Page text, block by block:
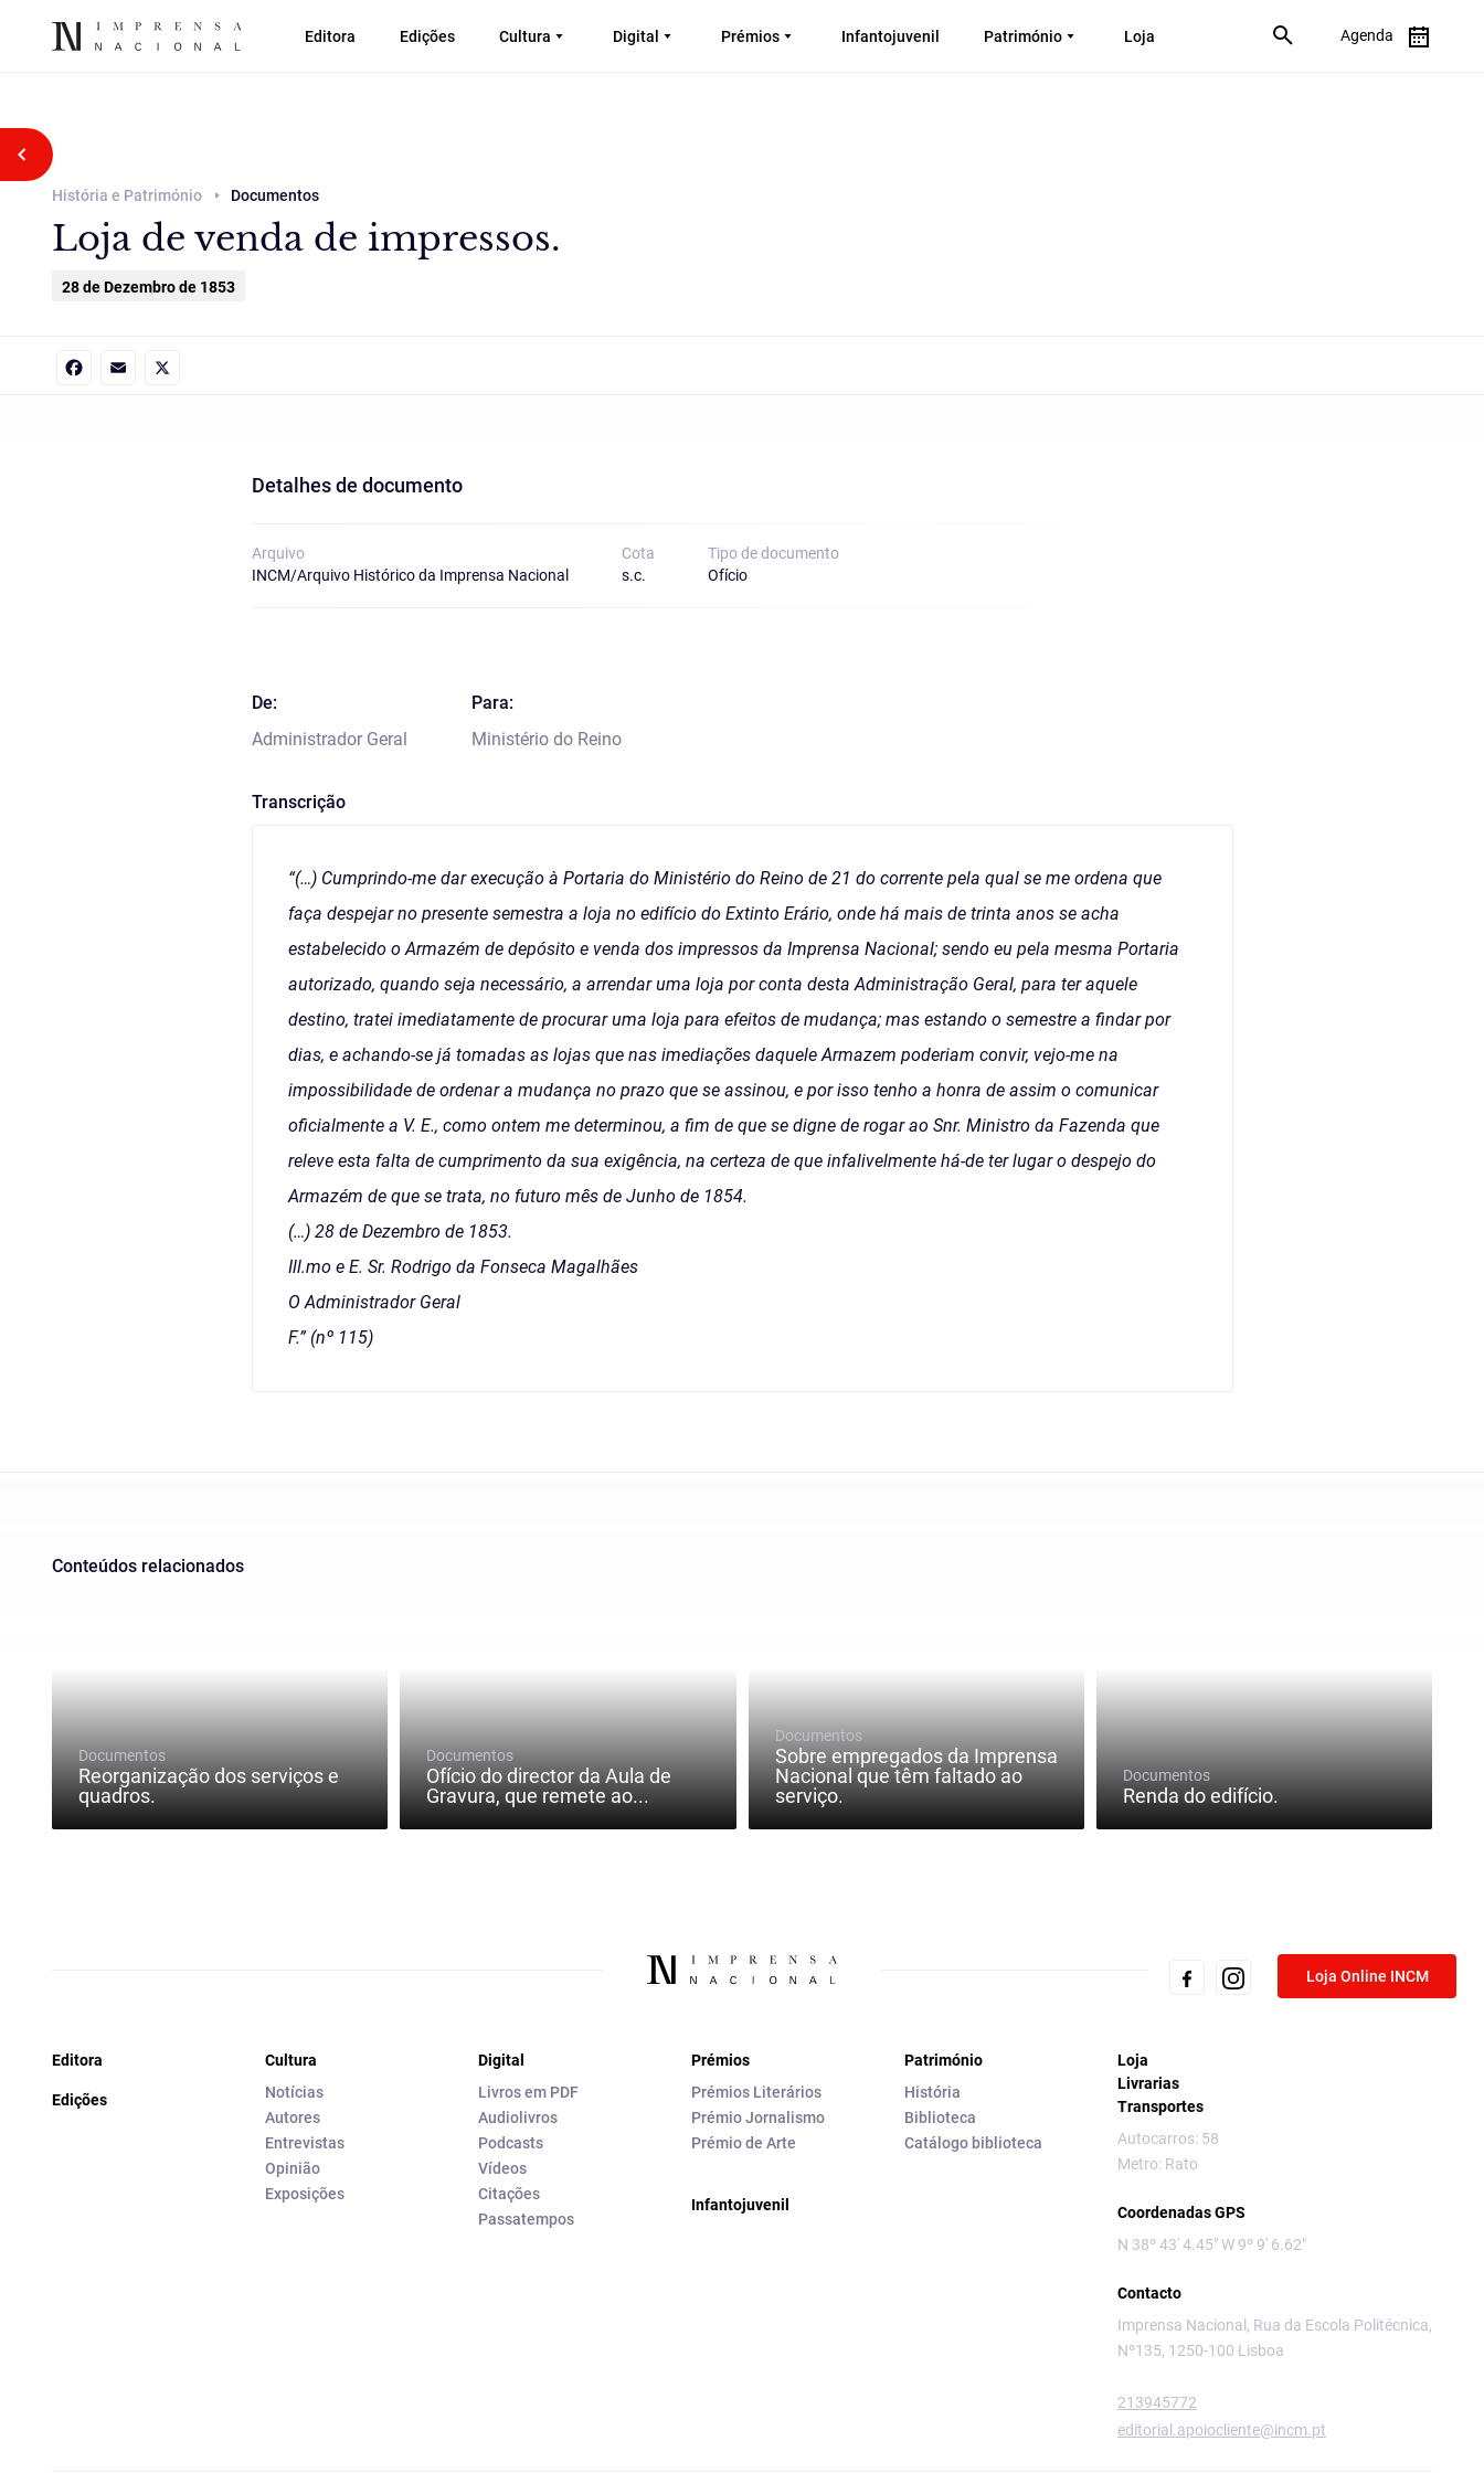
Editora Edições Cultura Digital Prémios Infantojuvenil Património Loja Agenda
Voltar atrás
História e Património Documentos
Loja de venda de impressos.
28 de Dezembro de 1853
Detalhes de documento
Arquivo
INCM/Arquivo Histórico da Imprensa Nacional
Cota
s.c.
Tipo de documento
Ofício
De:
Administrador Geral
Para:
Ministério do Reino
Transcrição
“(…) Cumprindo-me dar execução à Portaria do Ministério do Reino de 21 do corrente pela qual se me ordena que
faça despejar no presente semestra a loja no edifício do Extinto Erário, onde há mais de trinta anos se acha
estabelecido o Armazém de depósito e venda dos impressos da Imprensa Nacional; sendo eu pela mesma Portaria
autorizado, quando seja necessário, a arrendar uma loja por conta desta Administração Geral, para ter aquele
destino, tratei imediatamente de procurar uma loja para efeitos de mudança; mas estando o semestre a findar por
dias, e achando-se já tomadas as lojas que nas imediações daquele Armazem poderiam convir, vejo-me na
impossibilidade de ordenar a mudança no prazo que se assinou, e por isso tenho a honra de assim o comunicar
oficialmente a V. E., como ontem me determinou, a fim de que se digne de rogar ao Snr. Ministro da Fazenda que
releve esta falta de cumprimento da sua exigência, na certeza de que infalivelmente há-de ter lugar o despejo do
Armazém de que se trata, no futuro mês de Junho de 1854.
(…) 28 de Dezembro de 1853.
Ill.mo e E. Sr. Rodrigo da Fonseca Magalhães
O Administrador Geral
F.” (nº 115)
Conteúdos relacionados
Documentos
Reorganização dos serviços e
quadros.
Documentos
Ofício do director da Aula de
Gravura, que remete ao...
Documentos
Sobre empregados da Imprensa
Nacional que têm faltado ao
serviço.
Documentos
Renda do edifício.
Loja Online INCM
Editora
Edições
Cultura
Notícias
Autores
Entrevistas
Opinião
Exposições
Digital
Livros em PDF
Audiolivros
Podcasts
Vídeos
Citações
Passatempos
Prémios
Prémios Literários
Prémio Jornalismo
Prémio de Arte
Infantojuvenil
Património
História
Biblioteca
Catálogo biblioteca
Loja
Livrarias
Transportes
Autocarros: 58
Metro: Rato
Coordenadas GPS
N 38º 43' 4.45" W 9º 9' 6.62"
Contacto
Imprensa Nacional, Rua da Escola Politécnica,
Nº135, 1250-100 Lisboa
213945772
editorial.apoiocliente@incm.pt